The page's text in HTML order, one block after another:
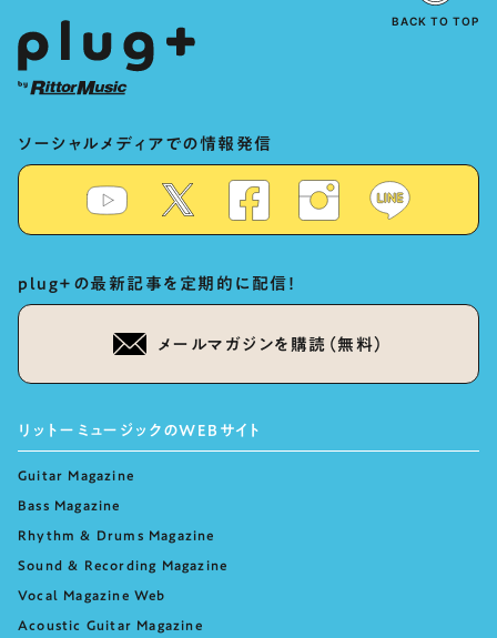
ソーシャルメディアでの情報発信
plug+の最新記事を定期的に配信！
メールマガジンを購読（無料）
リットーミュージックのWEBサイト
Guitar Magazine
Bass Magazine
Rhythm & Drums Magazine
Sound & Recording Magazine
Vocal Magazine Web
Acoustic Guitar Magazine
BACK TO TOP